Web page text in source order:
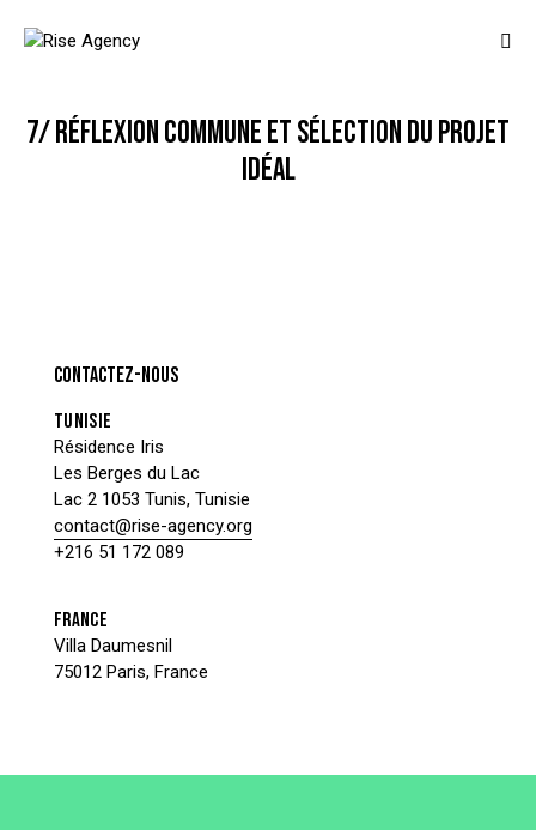
7/ RÉFLEXION COMMUNE ET SÉLECTION DU PROJET
IDÉAL
CONTACTEZ-NOUS
TUNISIE
Résidence Iris
Les Berges du Lac
Lac 2 1053 Tunis, Tunisie
contact@rise-agency.org
+216 51 172 089
FRANCE
Villa Daumesnil
75012 Paris, France